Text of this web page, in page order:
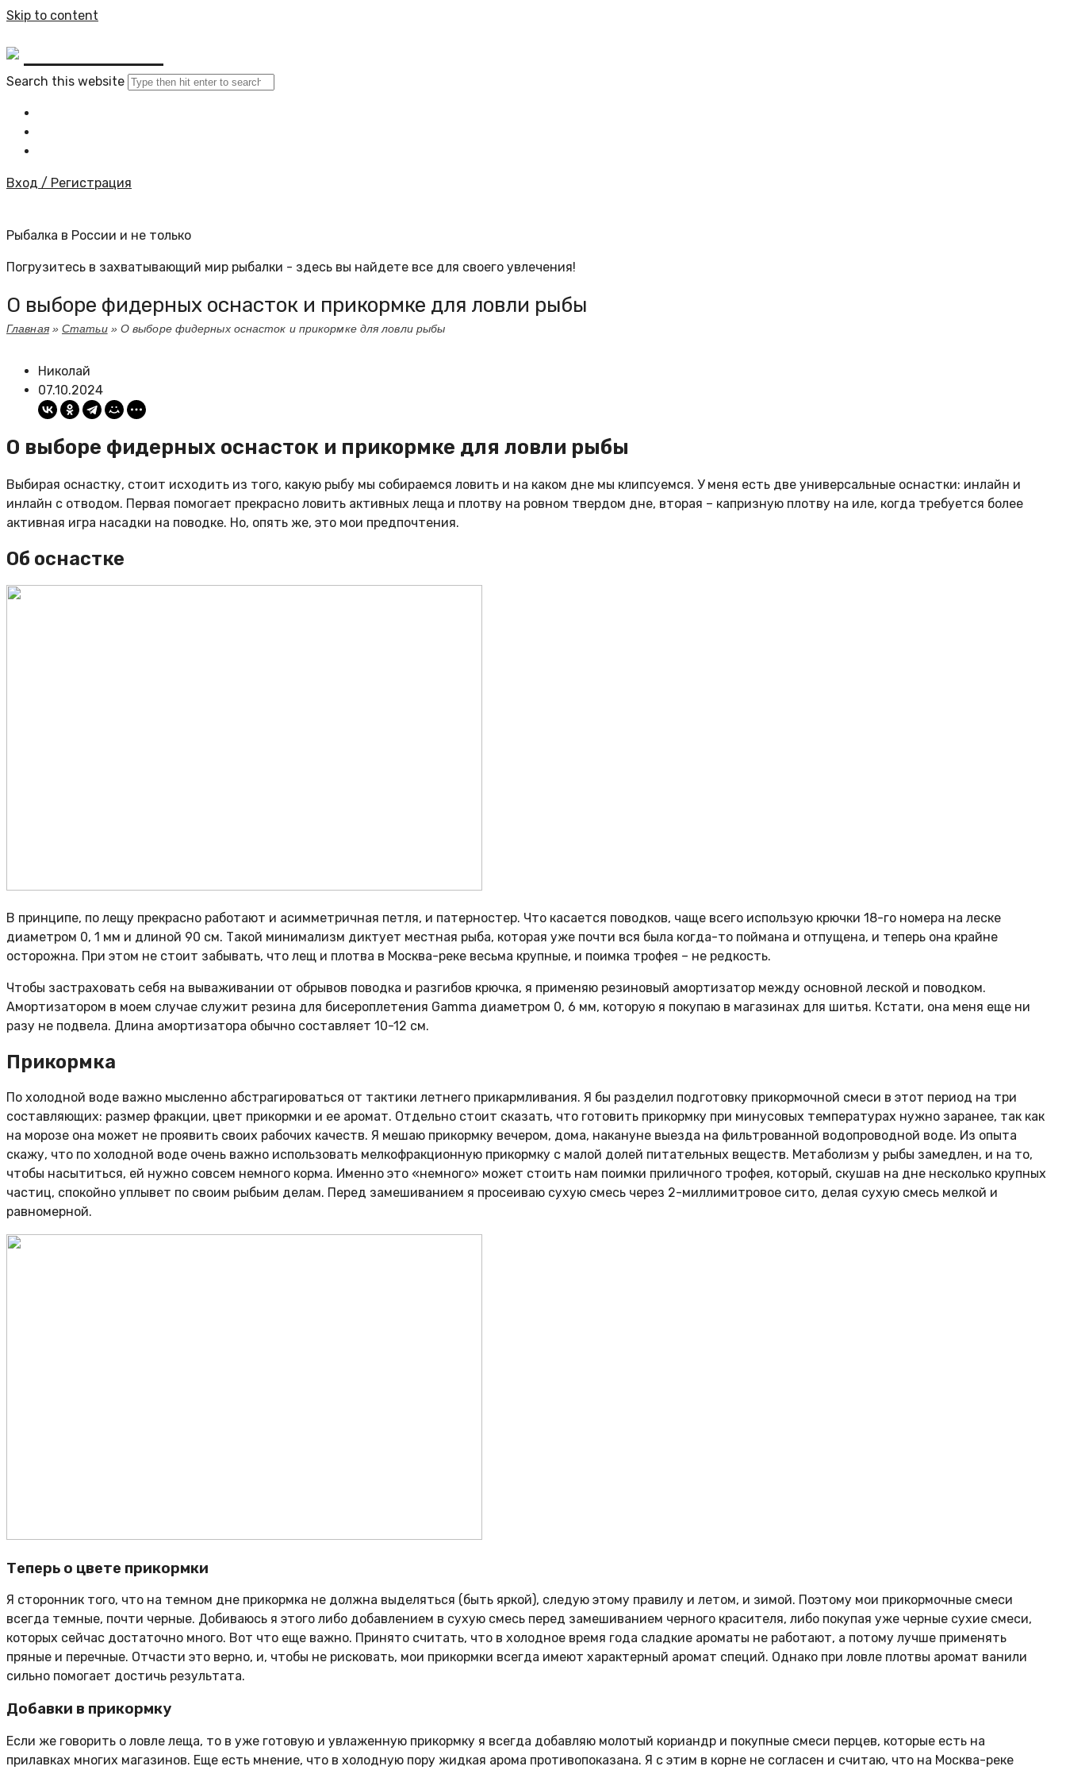
Skip to content
Search this website
Вход / Регистрация
Рыбалка в России и не только
Погрузитесь в захватывающий мир рыбалки - здесь вы найдете все для своего увлечения!
О выборе фидерных оснасток и прикормке для ловли рыбы
Главная»Статьи» О выборе фидерных оснасток и прикормке для ловли рыбы
Николай
07.10.2024
О выборе фидерных оснасток и прикормке для ловли рыбы
Выбирая оснастку, стоит исходить из того, какую рыбу мы собираемся ловить и на каком дне мы клипсуемся. У меня есть две универсальные оснастки: инлайн и
инлайн с отводом. Первая помогает прекрасно ловить активных леща и плотву на ровном твердом дне, вторая – капризную плотву на иле, когда требуется более
активная игра насадки на поводке. Но, опять же, это мои предпочтения.
Об оснастке
В принципе, по лещу прекрасно работают и асимметричная петля, и патерностер. Что касается поводков, чаще всего использую крючки 18-го номера на леске
диаметром 0, 1 мм и длиной 90 см. Такой минимализм диктует местная рыба, которая уже почти вся была когда-то поймана и отпущена, и теперь она крайне
осторожна. При этом не стоит забывать, что лещ и плотва в Москва-реке весьма крупные, и поимка трофея – не редкость.
Чтобы застраховать себя на вываживании от обрывов поводка и разгибов крючка, я применяю резиновый амортизатор между основной леской и поводком.
Амортизатором в моем случае служит резина для бисероплетения Gamma диаметром 0, 6 мм, которую я покупаю в магазинах для шитья. Кстати, она меня еще ни
разу не подвела. Длина амортизатора обычно составляет 10-12 см.
Прикормка
По холодной воде важно мысленно абстрагироваться от тактики летнего прикармливания. Я бы разделил подготовку прикормочной смеси в этот период на три
составляющих: размер фракции, цвет прикормки и ее аромат. Отдельно стоит сказать, что готовить прикормку при минусовых температурах нужно заранее, так как
на морозе она может не проявить своих рабочих качеств. Я мешаю прикормку вечером, дома, накануне выезда на фильтрованной водопроводной воде. Из опыта
скажу, что по холодной воде очень важно использовать мелкофракционную прикормку с малой долей питательных веществ. Метаболизм у рыбы замедлен, и на то,
чтобы насытиться, ей нужно совсем немного корма. Именно это «немного» может стоить нам поимки приличного трофея, который, скушав на дне несколько крупных
частиц, спокойно уплывет по своим рыбьим делам. Перед замешиванием я просеиваю сухую смесь через 2-миллимитровое сито, делая сухую смесь мелкой и
равномерной.
Теперь о цвете прикормки
Я сторонник того, что на темном дне прикормка не должна выделяться (быть яркой), следую этому правилу и летом, и зимой. Поэтому мои прикормочные смеси
всегда темные, почти черные. Добиваюсь я этого либо добавлением в сухую смесь перед замешиванием черного красителя, либо покупая уже черные сухие смеси,
которых сейчас достаточно много. Вот что еще важно. Принято считать, что в холодное время года сладкие ароматы не работают, а потому лучше применять
пряные и перечные. Отчасти это верно, и, чтобы не рисковать, мои прикормки всегда имеют характерный аромат специй. Однако при ловле плотвы аромат ванили
сильно помогает достичь результата.
Добавки в прикормку
Если же говорить о ловле леща, то в уже готовую и увлаженную прикормку я всегда добавляю молотый кориандр и покупные смеси перцев, которые есть на
прилавках многих магазинов. Еще есть мнение, что в холодную пору жидкая арома противопоказана. Я с этим в корне не согласен и считаю, что на Москва-реке